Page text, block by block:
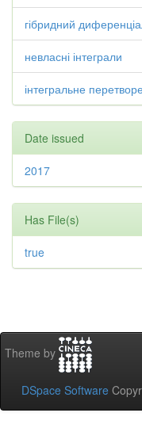
гібридний
невласні інтеграли
інтегральне
Date issued
2017
Has File(s)
true
Theme by
DSpace Software